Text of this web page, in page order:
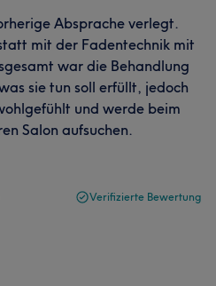
Absprache verlegt.
mit der Fadentechnik mit
war die Behandlung
sie tun soll erfüllt, jedoch
und werde beim
Salon aufsuchen.
Verifizierte Bewertung